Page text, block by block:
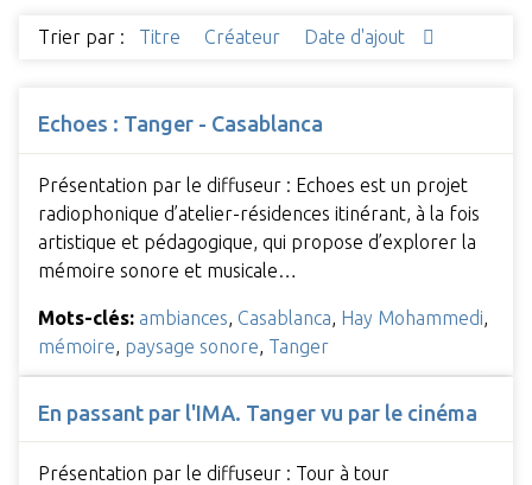
Trier par : Titre Créateur Date d'ajout
Echoes : Tanger - Casablanca
Présentation par le diffuseur : Echoes est un projet
radiophonique d’atelier-résidences itinérant, à la fois
artistique et pédagogique, qui propose d’explorer la
mémoire sonore et musicale…
Mots-clés: ambiances Casablanca Hay Mohammedi
mémoire paysage sonore Tanger
En passant par l'IMA. Tanger vu par le cinéma
Présentation par le diffuseur : Tour à tour